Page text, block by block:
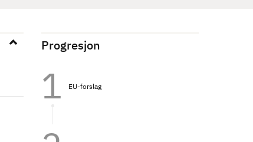
Progresjon
EU-forslag